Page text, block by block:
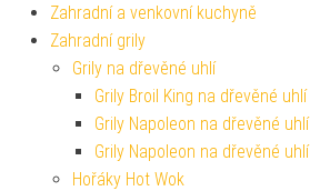
Zahradní a venkovní kuchyně
Zahradní grily
Grily na dřevěné uhlí
Grily Broil King na dřevěné uhlí
Grily Napoleon na dřevěné uhlí
Grily Napoleon na dřevěné uhlí
Hořáky Hot Wok